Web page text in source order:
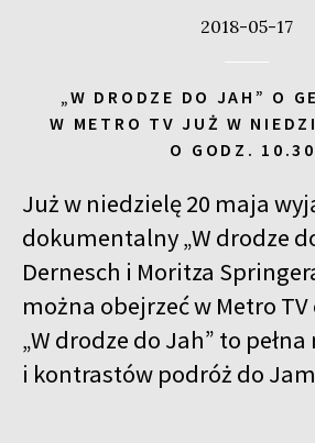
2018-05-17
„W DRODZE DO JAH” O
W METRO TV JUŻ W
O GODZ.
Już w niedzielę 20 maja
dokumentalny „W drodze
Dernesch i Moritza
można obejrzeć w Metro TV
„W drodze do Jah” to
i kontrastów podróż do